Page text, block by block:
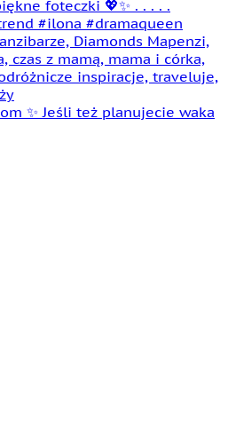
✨ Jeśli też planujecie waka